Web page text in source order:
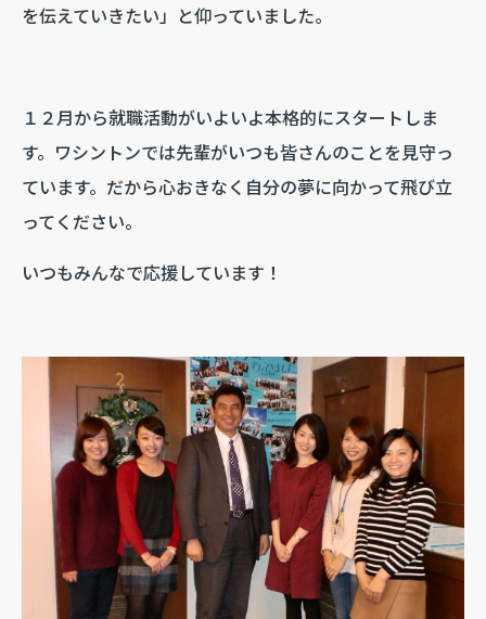
を伝えていきたい」と仰っていました。
１２月から就職活動がいよいよ本格的にスタートしま
す。ワシントンでは先輩がいつも皆さんのことを見守っ
ています。だから心おきなく自分の夢に向かって飛び立
ってください。
いつもみんなで応援しています！